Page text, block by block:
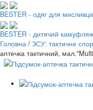
BESTER - одяг для
BESTER - дитячий камуфляж
Головна / ЗСУ: тактичне
аптечка тактичний,